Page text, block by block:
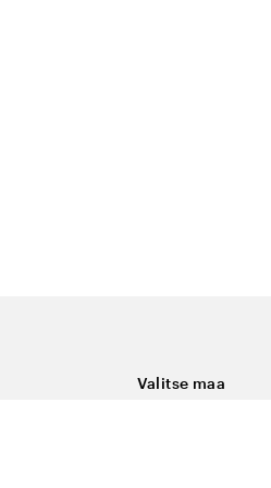
Valitse maa